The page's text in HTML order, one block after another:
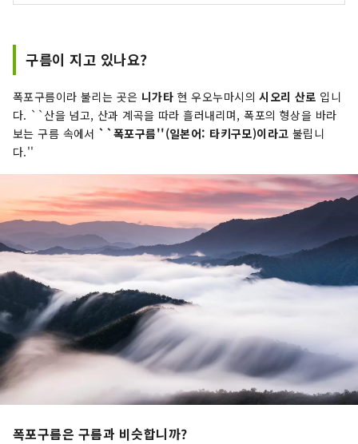
구름이 지고 있나요?
폭포구름이라 불리는 곳은 니가타 현 우오누마시의시오리 산로 입니
다. ``산을 넘고, 산과 계곡을 따라 흘러내리며, 폭포의 형상을 바라
보는 구름 속에서 ``폭포구름''(일본어: 타키구모)이라고 불립니
다.''
폭포구름은 구름과 비슷합니까?